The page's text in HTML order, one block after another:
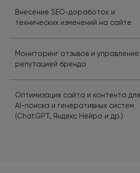
Внесение SEO-доработок и
технических изменений на сайте
Мониторинг отзывов и управление
репутацией бренда
Оптимизация сайта и контента для
AI-поиска и генеративных систем
(ChatGPT, Яндекс Нейро и др.)